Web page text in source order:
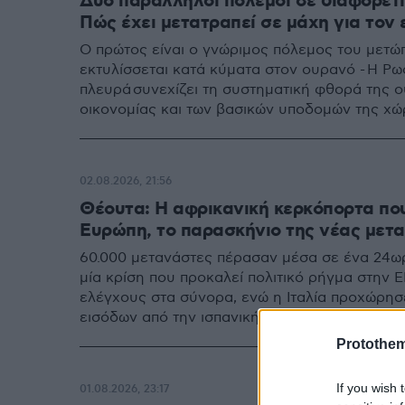
If you wish
Πώς έχει μετατραπεί σε μάχη για τον
Ο πρώτος είναι ο γνώριμος πόλεμος του
εκτυλίσσεται κατά κύματα στον ουρανό - Η
πλευρά συνεχίζει τη συστηματική φθορά της
οικονομίας και των βασικών υποδομών της
Θέουτα: Η αφρικανική κερκόπορτα
Ευρώπη, το παρασκήνιο της νέας
60.000 μετανάστες πέρασαν μέσα σε ένα
μία κρίση που προκαλεί πολιτικό ρήγμα στην
ελέγχους στα σύνορα, ενώ η Ιταλία
εισόδων από την ισπανική επικράτεια
02.08.2026, 21:56
01.08.2026, 23:17